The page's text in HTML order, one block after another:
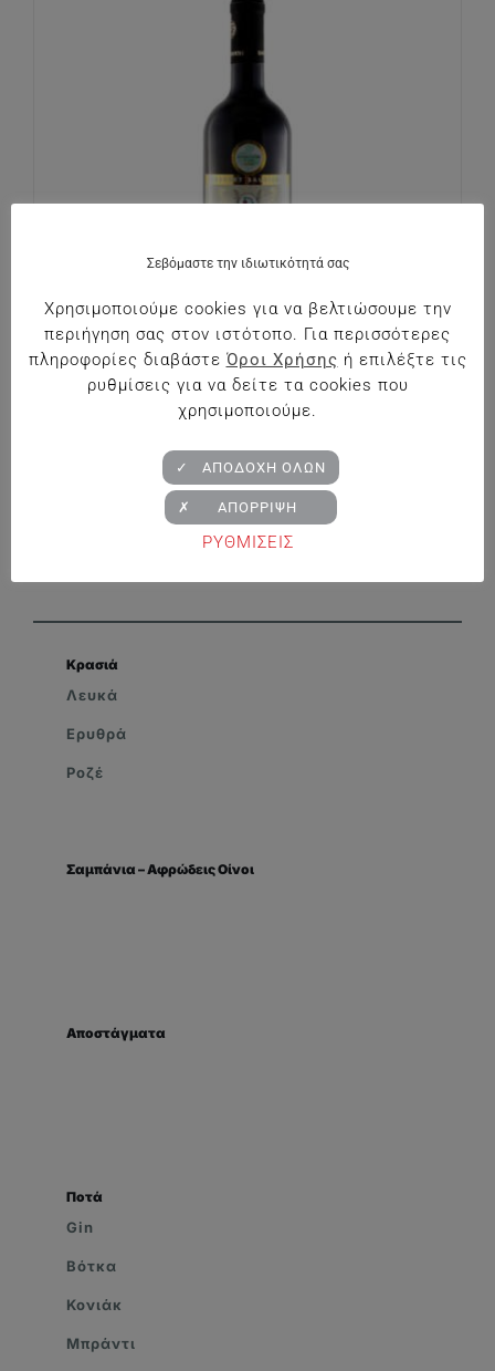
€15.50
Κρασιά
Λευκά
Ερυθρά
Ροζέ
Σαμπάνια – Αφρώδεις Οίνοι
Αποστάγματα
Ποτά
Gin
Βότκα
Κονιάκ
Μπράντι
Σεβόμαστε την ιδιωτικότητά σας
Χρησιμοποιούμε cookies για να βελτιώσουμε την
περιήγηση σας στον ιστότοπο. Για περισσότερες
πληροφορίες διαβάστε Όροι Χρήσης ή επιλέξτε τις
ρυθμίσεις για να δείτε τα cookies που
χρησιμοποιούμε.
ΡΥΘΜΙΣΕΙΣ
✓ ΑΠΟΔΟΧΗ ΟΛΩΝ
✗ ΑΠΟΡΡΙΨΗ